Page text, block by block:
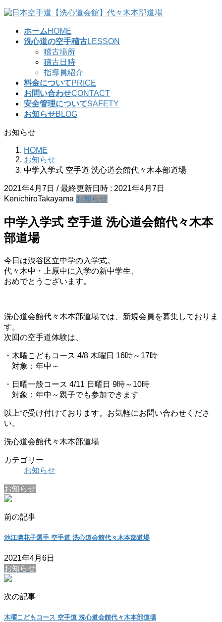
コ
ナ
ホームHOME
洗心道の空手稽古LESSON
稽古場所
稽古日時
指導員紹介
料金についてPRICE
お問い合わせCONTACT
安全管理についてSAFETY
お知らせBLOG
お知らせ
HOME
お知らせ
中学入学式 空手道 洗心道会館代々木本部道場
2021年4月7日 / 最終更新日時 : 2021年4月7日
KenichiroTakayama お知らせ
中学入学式 空手道 洗心道会館代々木本
部道場
今日は渋谷区立中学の入学式。
代々木中・上原中に入学の新中学生、
おめでとうございます。
洗心道会館代々木本部道場では、新規会員を募集しておりま
す。
次回の空手道体験は、
・木曜こどもコース 4/8 木曜日 16時～17時
対象：年中～
・日曜一般コース 4/11 日曜日 9時～10時
対象：年中～親子でも参加できます
以上で受け付けております。お気軽にお問い合わせくださ
い。
洗心道会館代々木本部道場
カテゴリー
お知らせ
お知らせ
前の記事
池江璃花子選手 空手道 洗心道会館代々木本部道場
2021年4月6日
お知らせ
次の記事
木曜こどもコース 空手道 洗心道会館代々木本部道場